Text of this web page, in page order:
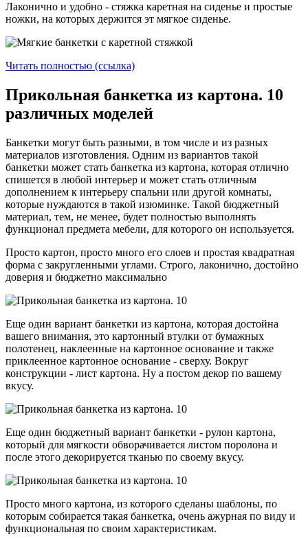
Лаконично и удобно - стяжка каретная на сиденье и простые
ножки, на которых держится эт мягкое сиденье.
Читать полностью (ссылка)
Прикольная банкетка из картона. 10
различных моделей
Банкетки могут быть разными, в том числе и из разных
материалов изготовления. Одним из вариантов такой
банкетки может стать банкетка из картона, которая отлично
спишется в любой интерьер и может стать отличным
дополнением к интерьеру спальни или другой комнаты,
которые нуждаются в такой изюминке. Такой бюджетный
материал, тем, не менее, будет полностью выполнять
функционал предмета мебели, для которого он используется.
Просто картон, просто много его слоев и простая квадратная
форма с закругленными углами. Строго, лаконично, достойно
доверия и бюджетно максимально
Еще один вариант банкетки из картона, которая достойна
вашего внимания, это картонный втулки от бумажных
полотенец, наклеенные на картонное основание и также
приклеенное картонное основание - сверху. Вокруг
конструкции - лист картона. Ну а постом декор по вашему
вкусу.
Еще один бюджетный вариант банкетки - рулон картона,
который для мягкости обворачивается листом поролона и
после этого декорируется тканью по своему вкусу.
Просто много картона, из которого сделаны шаблоны, по
которым собирается такая банкетка, очень ажурная по виду и
функциональная по своим характеристикам.